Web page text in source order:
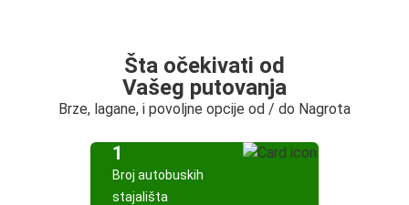
Šta očekivati od
Vašeg putovanja
Brze, lagane, i povoljne opcije od / do Nagrota
1
Broj autobuskih
stajališta